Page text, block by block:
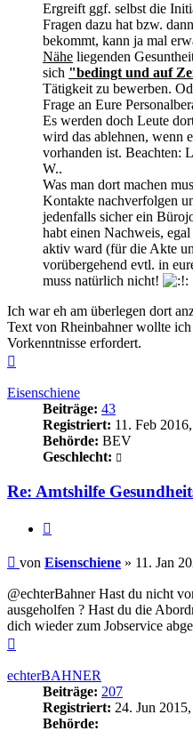
Ergreift ggf. selbst die
Fragen dazu hat bzw.
bekommt, kann ja mal
Nähe liegenden
sich "bedingt und auf
Tätigkeit zu bewerben.
Frage an Eure
Es werden doch Leute
wird das ablehnen, wenn
vorhanden ist. Beachten:
W..
Was man dort machen
Kontakte nachverfolgen
jedenfalls sicher ein
habt einen Nachweis,
aktiv ward (für die Akte
vorübergehend evtl. in
muss natürlich nicht!
Ich war eh am überlegen dort
Text von Rheinbahner wollte ich
Vorkenntnisse erfordert.
Eisenschiene
Beiträge: 43
Registriert: 11. Feb
Behörde: BEV
Geschlecht:
Re: Amtshilfe
Beitrag
von Eisenschiene » 11. Jan
@echterBahner Hast du nicht
ausgeholfen ? Hast du die
dich wieder zum Jobservice
echterBAHNER
Beiträge: 207
Registriert: 24. Jun 2015,
Behörde: